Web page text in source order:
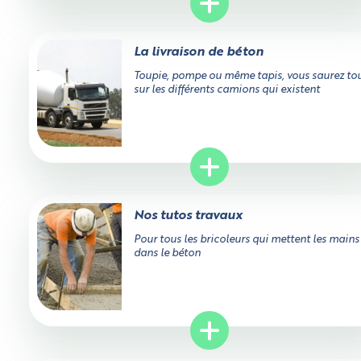
La livraison de béton
Toupie, pompe ou même tapis, vous saurez
sur les différents camions qui existent
Nos tutos travaux
Pour tous les bricoleurs qui mettent les mains
dans le béton